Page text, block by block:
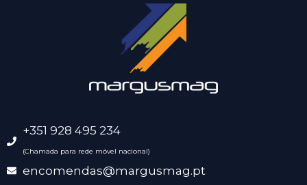
+351 928 495 234
(Chamada para rede móvel nacional)
encomendas@margusmag.pt